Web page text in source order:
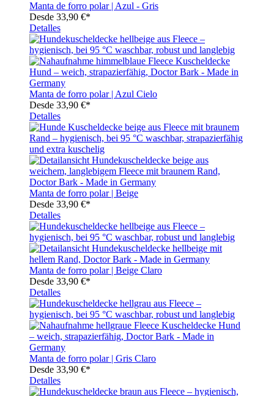
Manta de forro polar | Azul - Gris
Desde 33,90 €*
Detalles
Manta de forro polar | Azul Cielo
Desde 33,90 €*
Detalles
Manta de forro polar | Beige
Desde 33,90 €*
Detalles
Manta de forro polar | Beige Claro
Desde 33,90 €*
Detalles
Manta de forro polar | Gris Claro
Desde 33,90 €*
Detalles